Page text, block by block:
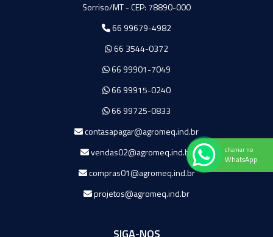
Sorriso/MT - CEP: 78890-000
66 99679-4982
66 3544-0372
66 99901-7049
66 99915-0240
66 99725-0833
contasapagar@agromeq.ind.br
vendas02@agromeq.ind.br
compras01@agromeq.ind.br
projetos@agromeq.ind.br
chamar no
WhatsApp